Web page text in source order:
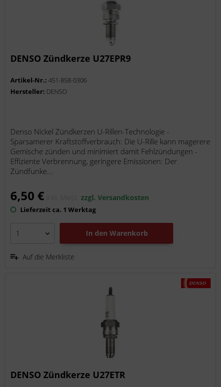
DENSO Zündkerze U27EPR9
Artikel-Nr.:451-858-0306
Hersteller: DENSO
Denso Nickel Zündkerzen U-Rillen-Technologie -
Sparsamerer Kraftstoffverbrauch: Die U-Rille kann magerere
Gemische zünden und minimiert damit Fehlzündungen -
Effiziente Verbrennung, geringere Emissionen: Der
Zündfunke...
6,50 € inkl. MwSt.zzgl. Versandkosten
Lieferzeit ca. 1 Werktag
In den Warenkorb
Auf die Merkliste
DENSO Zündkerze U27ETR